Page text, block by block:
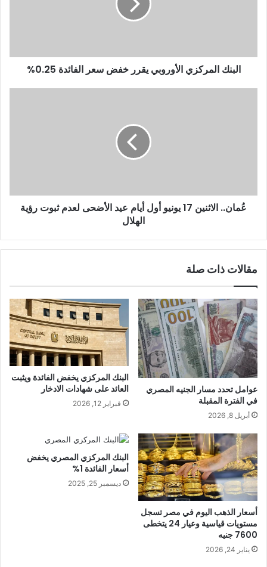
البنك المركزي الأوروبي يقرر خفض سعر الفائدة 0.25%
عُمان.. الاثنين 17 يونيو أول أيام عيد الأضحى لعدم ثبوت رؤية
الهلال
مقالات ذات صلة
عوامل تحدد مسار الجنيه المصري
في الفترة المقبلة
أبريل 8, 2026
البنك المركزي يخفض الفائدة ويثبت
العائد على شهادات الادخار
فبراير 12, 2026
أسعار الذهب اليوم في مصر تسجل
مستويات قياسية وعيار 24 يتخطى
7600 جنيه
يناير 24, 2026
البنك المركزي المصري يخفض
أسعار الفائدة 1%
ديسمبر 25, 2025